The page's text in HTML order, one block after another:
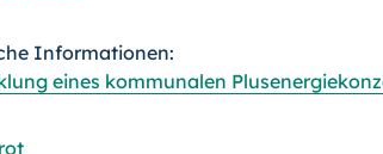
Informationen:
eines kommunalen